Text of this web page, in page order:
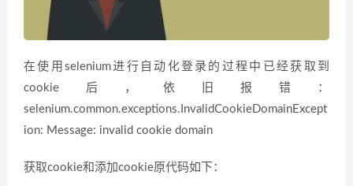
在使用selenium进行自动化登录的过程中已经获取到
cookie后，依旧报错：
selenium.common.exceptions.InvalidCookieDomainExcept
ion: Message: invalid cookie domain
获取cookie和添加cookie原代码如下：